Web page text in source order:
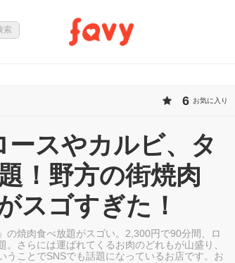
6 お気に入り
ースやカルビ、タ
！野方の街焼肉
スゴすぎた！
の焼肉食べ放題がスゴい。2,300円で90分間、ロ
。さらには運ばれてくるお肉のどれもが山盛り、
うことでSNSでも話題になっているお店です。お